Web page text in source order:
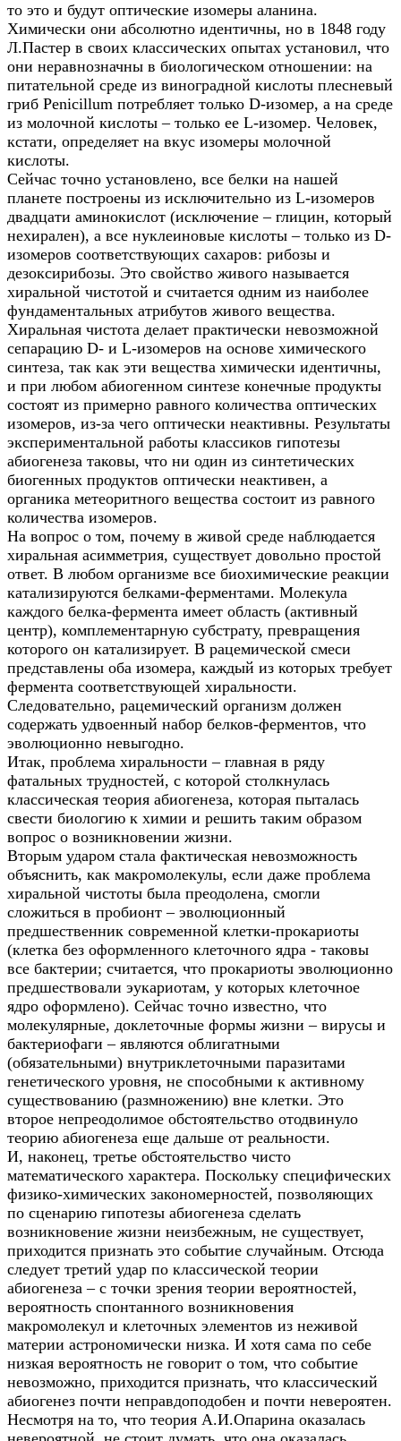
то это и будут оптические изомеры аланина.
Химически они абсолютно идентичны, но в 1848 году
Л.Пастер в своих классических опытах установил, что
они неравнозначны в биологическом отношении: на
питательной среде из виноградной кислоты плесневый
гриб Penicillum потребляет только D-изомер, а на среде
из молочной кислоты – только ее L-изомер. Человек,
кстати, определяет на вкус изомеры молочной
кислоты.
Сейчас точно установлено, все белки на нашей
планете построены из исключительно из L-изомеров
двадцати аминокислот (исключение – глицин, который
нехирален), а все нуклеиновые кислоты – только из D-
изомеров соответствующих сахаров: рибозы и
дезоксирибозы. Это свойство живого называется
хиральной чистотой и считается одним из наиболее
фундаментальных атрибутов живого вещества.
Хиральная чистота делает практически невозможной
сепарацию D- и L-изомеров на основе химического
синтеза, так как эти вещества химически идентичны,
и при любом абиогенном синтезе конечные продукты
состоят из примерно равного количества оптических
изомеров, из-за чего оптически неактивны. Результаты
экспериментальной работы классиков гипотезы
абиогенеза таковы, что ни один из синтетических
биогенных продуктов оптически неактивен, а
органика метеоритного вещества состоит из равного
количества изомеров.
На вопрос о том, почему в живой среде наблюдается
хиральная асимметрия, существует довольно простой
ответ. В любом организме все биохимические реакции
катализируются белками-ферментами. Молекула
каждого белка-фермента имеет область (активный
центр), комплементарную субстрату, превращения
которого он катализирует. В рацемической смеси
представлены оба изомера, каждый из которых требует
фермента соответствующей хиральности.
Следовательно, рацемический организм должен
содержать удвоенный набор белков-ферментов, что
эволюционно невыгодно.
Итак, проблема хиральности – главная в ряду
фатальных трудностей, с которой столкнулась
классическая теория абиогенеза, которая пыталась
свести биологию к химии и решить таким образом
вопрос о возникновении жизни.
Вторым ударом стала фактическая невозможность
объяснить, как макромолекулы, если даже проблема
хиральной чистоты была преодолена, смогли
сложиться в пробионт – эволюционный
предшественник современной клетки-прокариоты
(клетка без оформленного клеточного ядра - таковы
все бактерии; считается, что прокариоты эволюционно
предшествовали эукариотам, у которых клеточное
ядро оформлено). Сейчас точно известно, что
молекулярные, доклеточные формы жизни – вирусы и
бактериофаги – являются облигатными
(обязательными) внутриклеточными паразитами
генетического уровня, не способными к активному
существованию (размножению) вне клетки. Это
второе непреодолимое обстоятельство отодвинуло
теорию абиогенеза еще дальше от реальности.
И, наконец, третье обстоятельство чисто
математического характера. Поскольку специфических
физико-химических закономерностей, позволяющих
по сценарию гипотезы абиогенеза сделать
возникновение жизни неизбежным, не существует,
приходится признать это событие случайным. Отсюда
следует третий удар по классической теории
абиогенеза – с точки зрения теории вероятностей,
вероятность спонтанного возникновения
макромолекул и клеточных элементов из неживой
материи астрономически низка. И хотя сама по себе
низкая вероятность не говорит о том, что событие
невозможно, приходится признать, что классический
абиогенез почти неправдоподобен и почти невероятен.
Несмотря на то, что теория А.И.Опарина оказалась